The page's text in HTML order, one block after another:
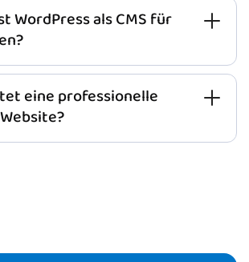
WordPress als CMS für
eine professionelle